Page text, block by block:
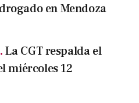
en Mendoza
La CGT respalda el
miércoles 12